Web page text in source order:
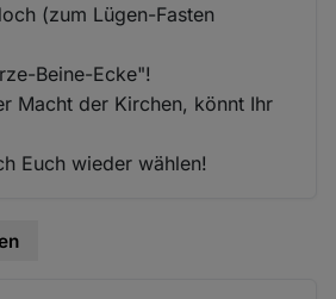
(zum Lügen-Fasten
Beine-Ecke"!
Macht der Kirchen, könnt Ihr
Euch wieder wählen!